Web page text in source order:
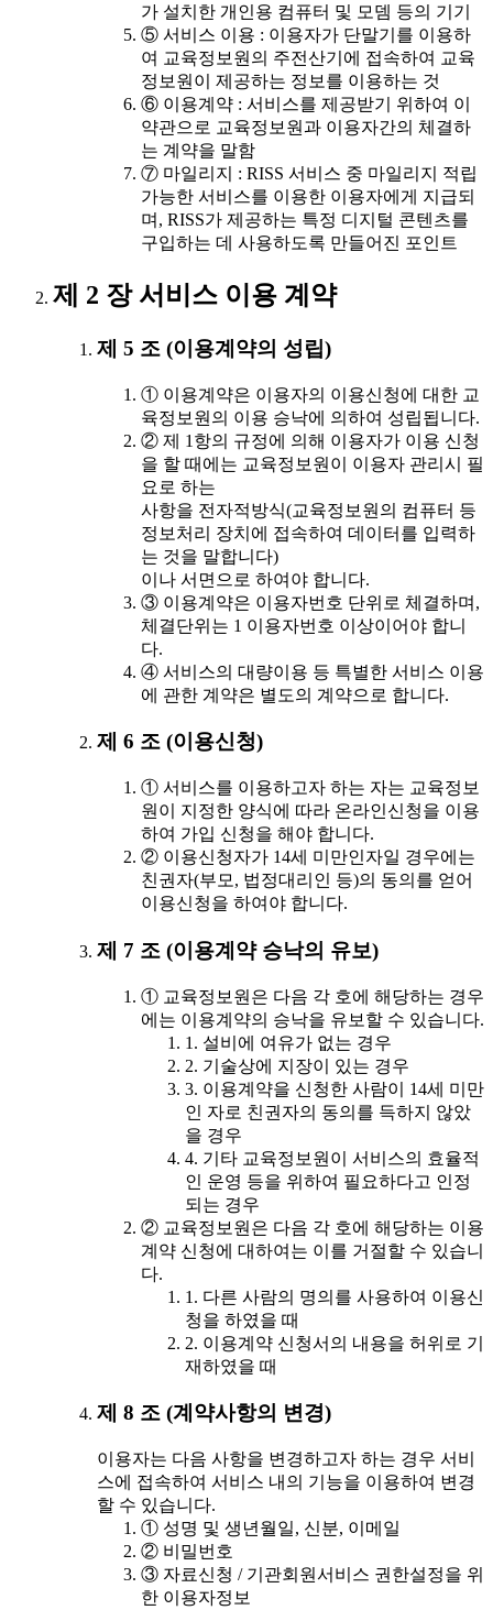
가 설치한 개인용 컴퓨터 및 모뎀 등의 기기
⑤ 서비스 이용 : 이용자가 단말기를 이용하
여 교육정보원의 주전산기에 접속하여 교육
정보원이 제공하는 정보를 이용하는 것
⑥ 이용계약 : 서비스를 제공받기 위하여 이
약관으로 교육정보원과 이용자간의 체결하
는 계약을 말함
⑦ 마일리지 : RISS 서비스 중 마일리지 적립
가능한 서비스를 이용한 이용자에게 지급되
며, RISS가 제공하는 특정 디지털 콘텐츠를
구입하는 데 사용하도록 만들어진 포인트
제 2 장 서비스 이용 계약
제 5 조 (이용계약의 성립)
① 이용계약은 이용자의 이용신청에 대한 교
육정보원의 이용 승낙에 의하여 성립됩니다.
② 제 1항의 규정에 의해 이용자가 이용 신청
을 할 때에는 교육정보원이 이용자 관리시 필
요로 하는
사항을 전자적방식(교육정보원의 컴퓨터 등
정보처리 장치에 접속하여 데이터를 입력하
는 것을 말합니다)
이나 서면으로 하여야 합니다.
③ 이용계약은 이용자번호 단위로 체결하며,
체결단위는 1 이용자번호 이상이어야 합니
다.
④ 서비스의 대량이용 등 특별한 서비스 이용
에 관한 계약은 별도의 계약으로 합니다.
제 6 조 (이용신청)
① 서비스를 이용하고자 하는 자는 교육정보
원이 지정한 양식에 따라 온라인신청을 이용
하여 가입 신청을 해야 합니다.
② 이용신청자가 14세 미만인자일 경우에는
친권자(부모, 법정대리인 등)의 동의를 얻어
이용신청을 하여야 합니다.
제 7 조 (이용계약 승낙의 유보)
① 교육정보원은 다음 각 호에 해당하는 경우
에는 이용계약의 승낙을 유보할 수 있습니다.
1. 설비에 여유가 없는 경우
2. 기술상에 지장이 있는 경우
3. 이용계약을 신청한 사람이 14세 미만
인 자로 친권자의 동의를 득하지 않았
을 경우
4. 기타 교육정보원이 서비스의 효율적
인 운영 등을 위하여 필요하다고 인정
되는 경우
② 교육정보원은 다음 각 호에 해당하는 이용
계약 신청에 대하여는 이를 거절할 수 있습니
다.
1. 다른 사람의 명의를 사용하여 이용신
청을 하였을 때
2. 이용계약 신청서의 내용을 허위로 기
재하였을 때
제 8 조 (계약사항의 변경)
이용자는 다음 사항을 변경하고자 하는 경우 서비
스에 접속하여 서비스 내의 기능을 이용하여 변경
할 수 있습니다.
① 성명 및 생년월일, 신분, 이메일
② 비밀번호
③ 자료신청 / 기관회원서비스 권한설정을 위
한 이용자정보